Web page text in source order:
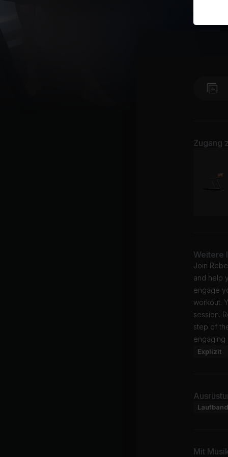
Zugang
Weitere
Join
and help
engage
workout.
session.
step of
engaging
Explizit
Laufband
Mit